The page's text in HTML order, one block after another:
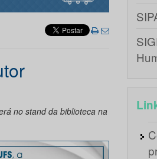
no stand da biblioteca na